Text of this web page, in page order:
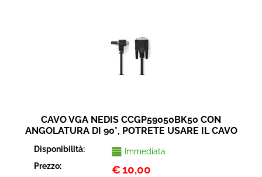
Cavi connettori adattatori
Strumenti musicali
CAVO VGA NEDIS CCGP59050BK50 CON
ANGOLATURA DI 90°, POTRETE USARE IL CAVO
SPINA VGA (15-pin) RISOLUZIONE MASSIMA
1280X800, 5.0 M
Disponibilità:
Immediata
Prezzo:
€10,00